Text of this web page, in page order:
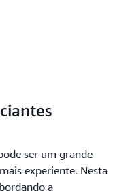
ser um grande
experiente. Nesta
a